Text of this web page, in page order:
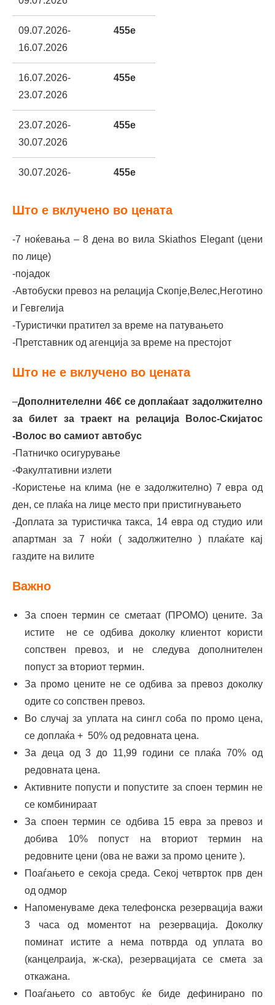
09.07.2026-
16.07.2026
455e
16.07.2026-
23.07.2026
455e
23.07.2026-
30.07.2026
455e
30.07.2026-
455e
13.08.2026
20.08.2026-
27.08.2026
03.09.2026
03.09.2026-
10.09.2026-
17.09.2026
200e
17.09.2026-
24.09.2026
190e
Што е вклучено во цената
-7 ноќевања – 8 дена во вила Skiathos Elegant (цени
по лице)
-појадок
-Автобуски превоз на релација Скопје,Велес,Неготино
и Гевгелија
-Туристички пратител за време на патувањето
-Претставник од агенција за време на престојот
Што не е вклучено во цената
–Дополнителeлни 46€ се доплаќаат задолжително
за билет за траект на релација Волос-Скијатос
-Волос во самиот автобус
-Патничко осигурување
-Факултативни излети
-Користење на клима (не е задолжително) 7 евра од
ден, се плаќа на лице место при пристигнувањето
-Доплата за туристичка такса, 14 евра од студио или
апартман за 7 ноќи ( задолжително ) плаќате кај
газдите на вилите
Важно
За споен термин се сметaат (ПРОМО) цените. За
истите не се одбива доколку клиентот користи
сопствен превоз, и не следува дополнителен
попуст за вториот термин.
За промо цените не се одбива за превоз доколку
одите со сопствен превоз.
Во случај за уплата на сингл соба по промо цена,
се доплаќа + 50% од редовната цена.
За деца од 3 до 11,99 години се плаќа 70% од
редовната цена.
Активните попусти и попустите за споен термин не
се комбинираат
За споен термин се одбива 15 евра за превоз и
добива 10% попуст на вториот термин на
редовните цени (ова не важи за промо цените ).
Поаѓањето е секоја среда. Секој четврток прв ден
од одмор
Напоменуваме дека телефонска резервација важи
3 часа од моментот на резервација. Доколку
поминат истите а нема потврда од уплата во
(канцелраија, ж-ска), резервацијата се смета за
откажана.
Поаѓањето со автобус ќе биде дефинирано по